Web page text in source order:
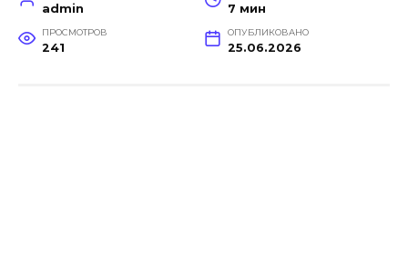
admin 7 мин
ПРОСМОТРОВ
241
ОПУБЛИКОВАНО
25.06.2026